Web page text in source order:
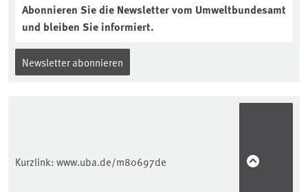
Abonnieren Sie die Newsletter vom Umweltbundesamt
und bleiben Sie informiert.
Newsletter abonnieren
Kurzlink: www.uba.de/m80697de